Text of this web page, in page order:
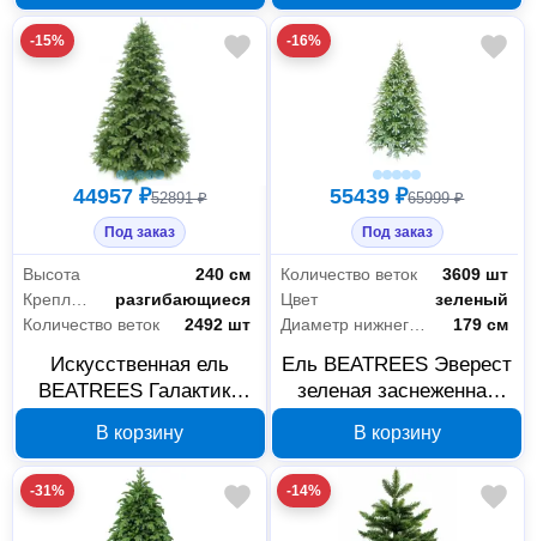
-15%
44957 ₽52891 ₽
Под заказ
Высота
240 см
Крепление веток
разгибающиеся
Количество веток
2492 шт
Искусственная ель
BEATREES Галактика
В корзину
-16%
55439 ₽65999 ₽
Под заказ
Количество веток
3609 шт
Цвет
зеленый
Диаметр нижнего яруса
179 см
Ель BEATREES Эверест
зеленая заснеженная
В корзину
-31% -14%